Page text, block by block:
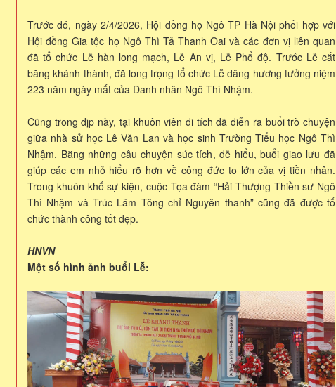
Trước đó, ngày 2/4/2026, Hội đồng họ Ngô TP Hà Nội phối hợp với
Hội đồng Gia tộc họ Ngô Thì Tả Thanh Oai và các đơn vị liên quan
đã tổ chức Lễ hàn long mạch, Lễ An vị, Lễ Phổ độ. Trước Lễ cắt
băng khánh thành, đã long trọng tổ chức Lễ dâng hương tưởng niệm
223 năm ngày mất của Danh nhân Ngô Thì Nhậm.
Cũng trong dịp này, tại khuôn viên di tích đã diễn ra buổi trò chuyện
giữa nhà sử học Lê Văn Lan và học sinh Trường Tiểu học Ngô Thì
Nhậm. Bằng những câu chuyện súc tích, dễ hiểu, buổi giao lưu đã
giúp các em nhỏ hiểu rõ hơn về công đức to lớn của vị tiền nhân.
Trong khuôn khổ sự kiện, cuộc Tọa đàm “Hải Thượng Thiền sư Ngô
Thì Nhậm và Trúc Lâm Tông chỉ Nguyên thanh” cũng đã được tổ
chức thành công tốt đẹp.
HNVN
Một số hình ảnh buổi Lễ: